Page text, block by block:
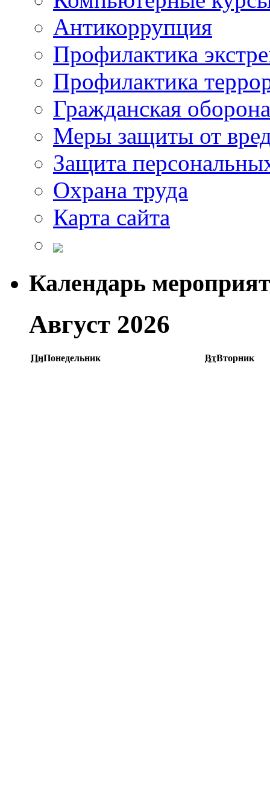
Антикоррупция
Профилактика
Профилактика
Гражданская оборона
Меры защиты от
Защита
Охрана труда
Карта сайта
Календарь
Август 2026
ПнПонедельник ВтВторник